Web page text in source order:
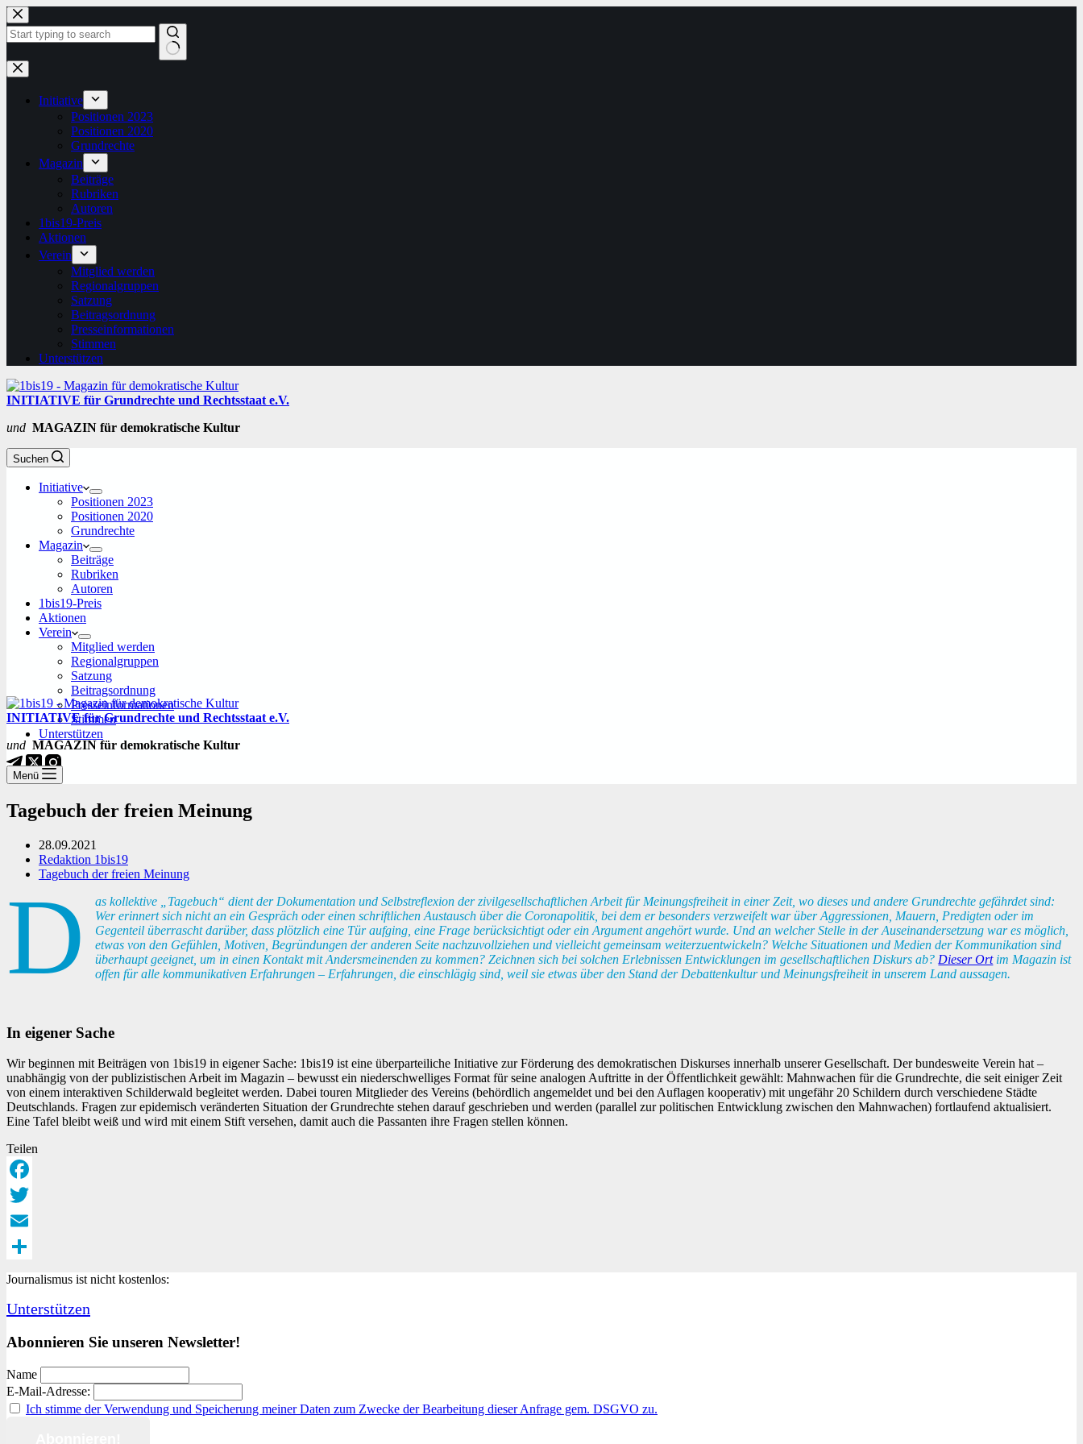
Zum
Inhalt
springen
Keine
Ergebnisse
Initiative
Positionen 2023
Positionen 2020
Grundrechte
Magazin
Beiträge
Rubriken
Autoren
1bis19-Preis
Aktionen
Verein
Mitglied werden
Regionalgruppen
Satzung
Beitragsordnung
Presseinformationen
Stimmen
Unterstützen
INITIATIVE für Grundrechte und Rechtsstaat e.V.
und MAGAZIN für demokratische Kultur
Suchen
Initiative
Positionen 2023
Positionen 2020
Grundrechte
Magazin
Beiträge
Rubriken
Autoren
1bis19-Preis
Aktionen
Verein
Mitglied werden
Regionalgruppen
Satzung
Beitragsordnung
Presseinformationen
Stimmen
Unterstützen
INITIATIVE für Grundrechte und Rechtsstaat e.V.
und MAGAZIN für demokratische Kultur
Menü
Tagebuch der freien Meinung
28.09.2021
Redaktion 1bis19
Tagebuch der freien Meinung
D
as kollektive „Tagebuch“ dient der Dokumentation und Selbstreflexion der zivilgesellschaftlichen Arbeit für Meinungsfreiheit in einer Zeit, wo dieses und andere Grundrechte gefährdet sind:
Wer erinnert sich nicht an ein Gespräch oder einen schriftlichen Austausch über die Coronapolitik, bei dem er besonders verzweifelt war über Aggressionen, Mauern, Predigten oder im
Gegenteil überrascht darüber, dass plötzlich eine Tür aufging, eine Frage berücksichtigt oder ein Argument angehört wurde. Und an welcher Stelle in der Auseinandersetzung war es möglich,
etwas von den Gefühlen, Motiven, Begründungen der anderen Seite nachzuvollziehen und vielleicht gemeinsam weiterzuentwickeln? Welche Situationen und Medien der Kommunikation sind
überhaupt geeignet, um in einen Kontakt mit Andersmeinenden zu kommen? Zeichnen sich bei solchen Erlebnissen Entwicklungen im gesellschaftlichen Diskurs ab? Dieser Ortim Magazin ist
offen für alle kommunikativen Erfahrungen – Erfahrungen, die einschlägig sind, weil sie etwas über den Stand der Debattenkultur und Meinungsfreiheit in unserem Land aussagen.
In eigener Sache
Wir beginnen mit Beiträgen von 1bis19 in eigener Sache: 1bis19 ist eine überparteiliche Initiative zur Förderung des demokratischen Diskurses innerhalb unserer Gesellschaft. Der bundesweite Verein hat –
unabhängig von der publizistischen Arbeit im Magazin – bewusst ein niederschwelliges Format für seine analogen Auftritte in der Öffentlichkeit gewählt: Mahnwachen für die Grundrechte, die seit einiger Zeit
von einem interaktiven Schilderwald begleitet werden. Dabei touren Mitglieder des Vereins (behördlich angemeldet und bei den Auflagen kooperativ) mit ungefähr 20 Schildern durch verschiedene Städte
Deutschlands. Fragen zur epidemisch veränderten Situation der Grundrechte stehen darauf geschrieben und werden (parallel zur politischen Entwicklung zwischen den Mahnwachen) fortlaufend aktualisiert.
Eine Tafel bleibt weiß und wird mit einem Stift versehen, damit auch die Passanten ihre Fragen stellen können.
Teilen
Facebook
Twitter
Email
Teilen
Journalismus ist nicht kostenlos:
Unterstützen
Abonnieren Sie unseren Newsletter!
Name
E-Mail-Adresse:
Ich stimme der Verwendung und Speicherung meiner Daten zum Zwecke der Bearbeitung dieser Anfrage gem. DSGVO zu.